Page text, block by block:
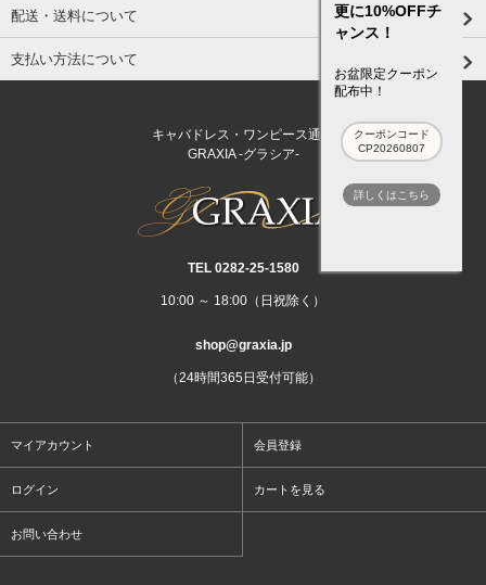
配送・送料について
支払い方法について
キャバドレス・ワンピース通販
GRAXIA -グラシア-
TEL 0282‐25‐1580
10:00 ～ 18:00（日祝除く）
shop@graxia.jp
（24時間365日受付可能）
マイアカウント 会員登録
ログイン カートを見る
お問い合わせ
更に10%OFFチ
ャンス！
お盆限定クーポン
配布中！
クーポンコード
CP20260807
詳しくはこちら